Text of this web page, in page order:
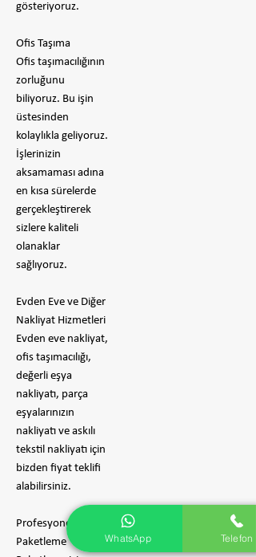
gösteriyoruz.
Ofis Taşıma
Ofis taşımacılığının
zorluğunu
biliyoruz. Bu işin
üstesinden
kolaylıkla geliyoruz.
İşlerinizin
aksamaması adına
en kısa sürelerde
gerçekleştirerek
sizlere kaliteli
olanaklar
sağlıyoruz.
Evden Eve ve Diğer
Nakliyat Hizmetleri
Evden eve nakliyat,
ofis taşımacılığı,
değerli eşya
nakliyatı, parça
eşyalarınızın
nakliyatı ve askılı
tekstil nakliyatı için
bizden fiyat teklifi
alabilirsiniz.
Profesyonel
Paketleme
WhatsApp Telefon